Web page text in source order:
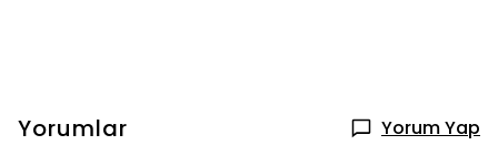
Yorumlar Yorum Yap